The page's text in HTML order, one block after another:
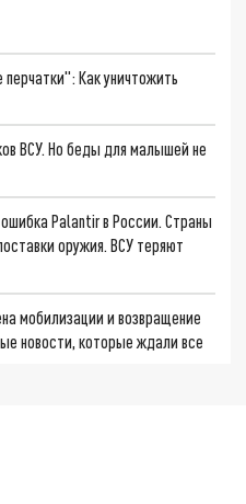
Как уничтожить
ВСУ. Но беды для малышей не
Palantir в России. Страны
оружия. ВСУ теряют
мобилизации и возвращение
новости, которые ждали все